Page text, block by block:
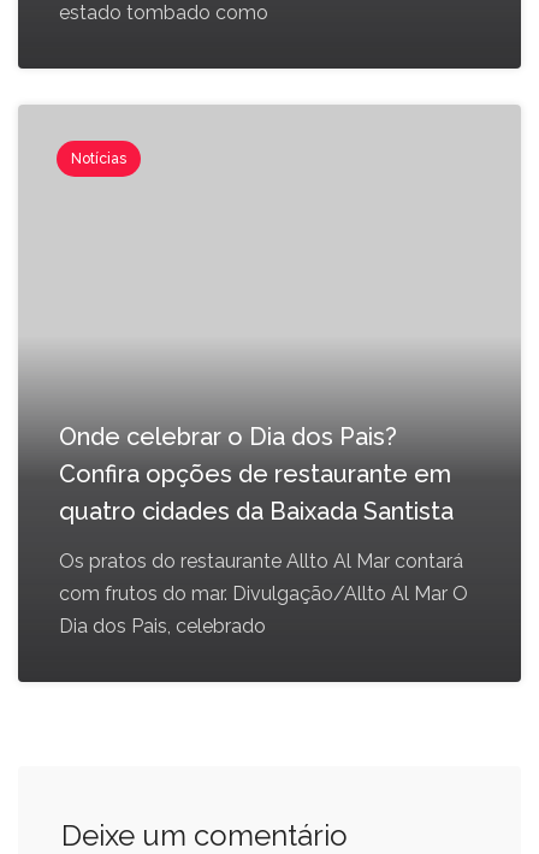
estado tombado como
Notícias
Onde celebrar o Dia dos Pais?
Confira opções de restaurante em
quatro cidades da Baixada Santista
Os pratos do restaurante Allto Al Mar contará
com frutos do mar. Divulgação/Allto Al Mar O
Dia dos Pais, celebrado
Deixe um comentário